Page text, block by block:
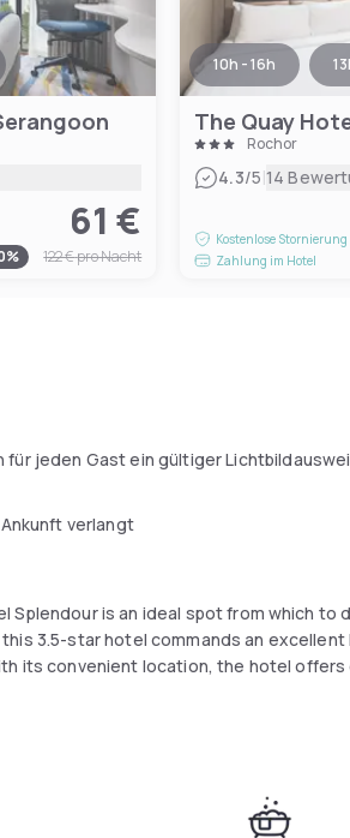
61 €
% 122 €pro Nacht
10h - 16h
The Quay
Rochor
4.3/5|14
Kostenlose Stornierung
Zahlung im Hotel
für jeden Gast ein gültiger
verlangt
is an ideal spot from which to
3.5-star hotel commands an
its convenient location, the hotel
and all the essential amenities to
24-hour room service, free Wi-Fi in all